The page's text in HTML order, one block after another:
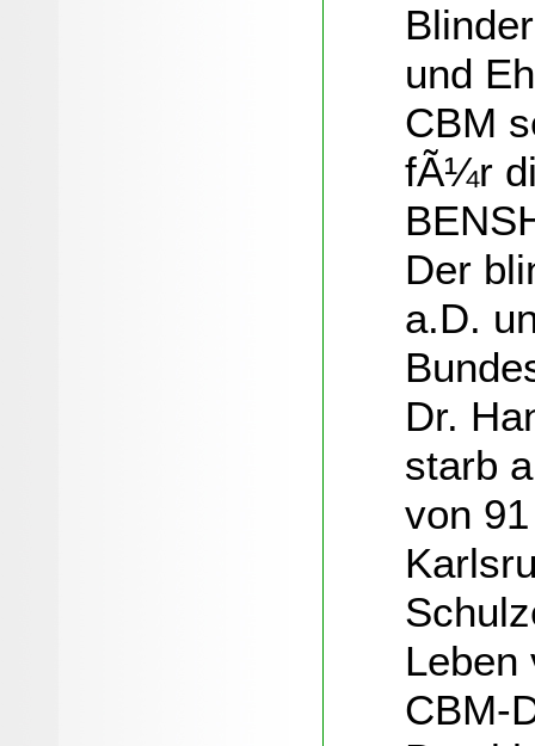
und
CBM
fÃ¼r
Der
a.D.
Dr.
starb
von
Leben
CBM-